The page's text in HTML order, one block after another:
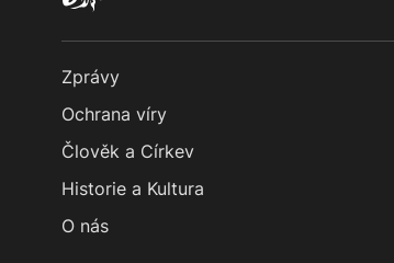
Zprávy
Ochrana víry
Člověk a Církev
Historie a Kultura
O nás